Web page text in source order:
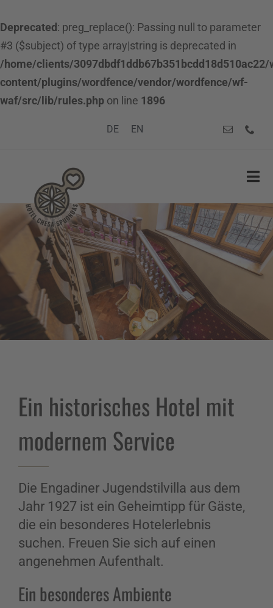
Deprecated: preg_replace(): Passing null to parameter
#3 ($subject) of type array|string is deprecated in
/home/clients/3097dbdf1ddb67b351bcdd18d510ac22/
content/plugins/wordfence/vendor/wordfence/wf-
waf/src/lib/rules.php on line 1896
DE EN
Ein historisches Hotel mit
modernem Service
Die Engadiner Jugendstilvilla aus dem
Jahr 1927 ist ein Geheimtipp für Gäste,
die ein besonderes Hotelerlebnis
suchen. Freuen Sie sich auf einen
angenehmen Aufenthalt.
Ein besonderes Ambiente